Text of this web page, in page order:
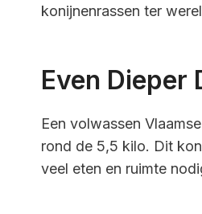
konijnenrassen ter
Even Dieper
Een volwassen
rond de 5,5 kilo. Dit
veel eten en ruimte